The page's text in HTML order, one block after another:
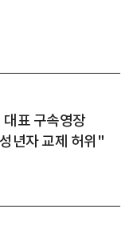
표 구속영장
년자 교제 허위"